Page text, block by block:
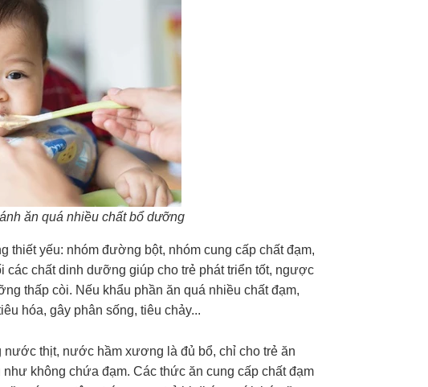
ăn quá nhiều chất bổ dưỡng
thiết yếu: nhóm đường bột, nhóm cung cấp chất đạm,
các chất dinh dưỡng giúp cho trẻ phát triển tốt, ngược
thấp còi. Nếu khẩu phần ăn quá nhiều chất đạm,
hóa, gây phân sống, tiêu chảy...
nước thịt, nước hầm xương là đủ bổ, chỉ cho trẻ ăn
không chứa đạm. Các thức ăn cung cấp chất đạm